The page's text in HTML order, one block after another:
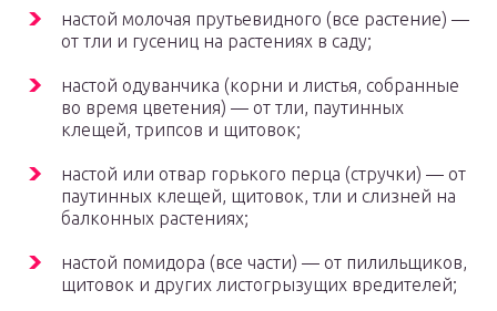
настой молочая прутьевидного (все растение) —
от тли и гусениц на растениях в саду;
настой одуванчика (корни и листья, собранные
во время цветения) — от тли, паутинных
клещей, трипсов и щитовок;
настой или отвар горького перца (стручки) — от
паутинных клещей, щитовок, тли и слизней на
балконных растениях;
настой помидора (все части) — от пилильщиков,
щитовок и других листогрызущих вредителей;